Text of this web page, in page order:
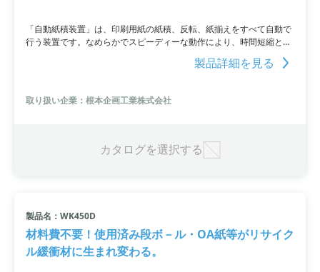
「自動紙積装置」は、印刷用紙の紙積、反転、紙揃えをすべて自動で
行う装置です。なめらかでスピーディーな動作により、時間短縮と省
スペース化を実現。長寿命でメンテナンスフリーな「NDS超精密減速
機」を採用しています。詳細はPDF資料をご覧いただくか、お問い合
製品詳細を見る
取り扱い企業：根本企画工業株式会社
カタログを選択する
製品名：WK450D
材料費不要！使用済み段ボ－ル・OA紙等がリサイク
ル緩衝材に生まれ変わる。